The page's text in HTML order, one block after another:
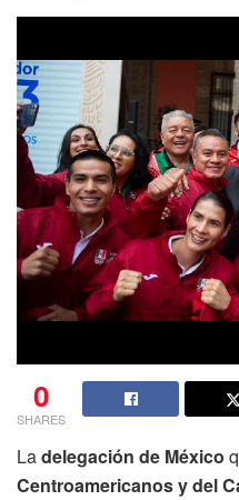
0
SHARES
Ladelegación de México
Centroamericanos y del